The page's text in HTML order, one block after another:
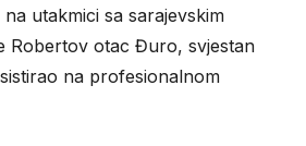
utakmici sa sarajevskim
Robertov otac Đuro, svjestan
na profesionalnom